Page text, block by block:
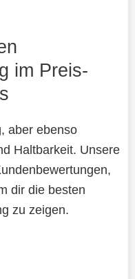
im Preis-
aber ebenso
Haltbarkeit. Unsere
dir die besten
zu zeigen.